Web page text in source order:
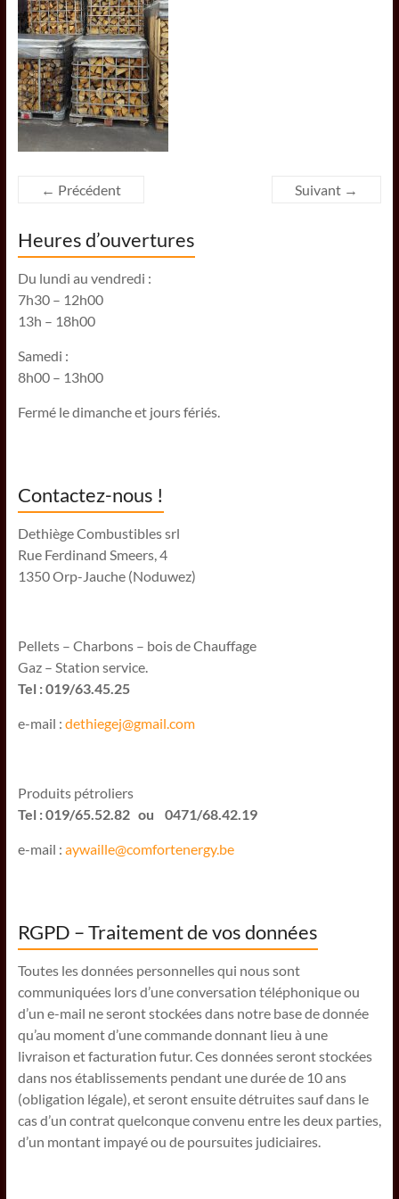
← Précédent Suivant →
Heures d’ouvertures
Du lundi au vendredi :
7h30 – 12h00
13h – 18h00
Samedi :
8h00 – 13h00
Fermé le dimanche et jours fériés.
Contactez-nous !
Dethiège Combustibles srl
Rue Ferdinand Smeers, 4
1350 Orp-Jauche (Noduwez)
Pellets – Charbons – bois de Chauffage
Gaz – Station service.
Tel : 019/63.45.25
e-mail : dethiegej@gmail.com
Produits pétroliers
Tel : 019/65.52.82 ou 0471/68.42.19
e-mail : aywaille@comfortenergy.be
RGPD – Traitement de vos données
Toutes les données personnelles qui nous sont
communiquées lors d’une conversation téléphonique ou
d’un e-mail ne seront stockées dans notre base de donnée
qu’au moment d’une commande donnant lieu à une
livraison et facturation futur. Ces données seront stockées
dans nos établissements pendant une durée de 10 ans
(obligation légale), et seront ensuite détruites sauf dans le
cas d’un contrat quelconque convenu entre les deux parties,
d’un montant impayé ou de poursuites judiciaires.